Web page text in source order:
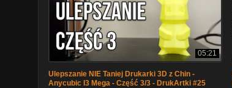
05:21
Ulepszanie NIE Taniej Drukarki 3D z Chin -
Anycubic I3 Mega - Część 3/3 - DrukArtki #25